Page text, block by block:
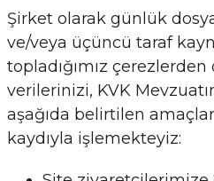
Şirket olarak günlük
ve/veya üçüncü taraf
topladığımız çerezlerden
verilerinizi, KVK
aşağıda belirtilen amaçlar
kaydıyla işlemekteyiz: